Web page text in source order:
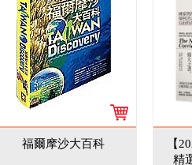
福爾摩沙大百科
【
精